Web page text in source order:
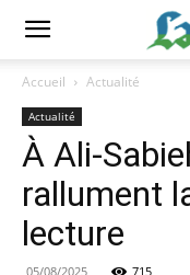
Accueil Actualité
Actualité
À Ali-
rallument
lecture
05/08/2025 715